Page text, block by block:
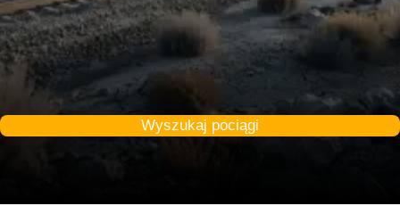
Wyszukaj pociągi